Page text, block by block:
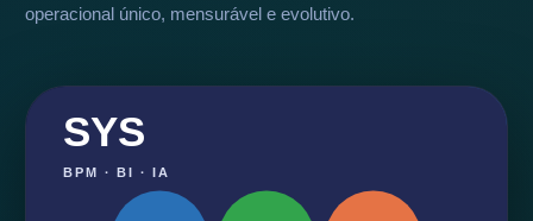
operacional único, mensurável e evolutivo.
SYS
BPM · BI · IA